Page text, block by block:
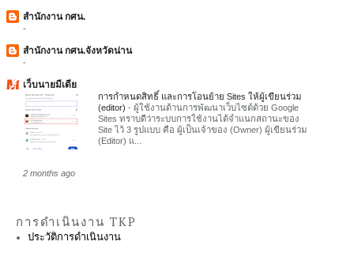
สำนักงาน กศน.
-
สำนักงาน กศน.จังหวัดน่าน
-
เว็บนายมีเดีย
การกำหนดสิทธิ์ และการโอนย้าย Sites ให้ผู้เขียนร่วม
(editor) - ผู้ใช้งานด้านการพัฒนาเว็บไซต์ด้วย Google
Sites ทราบดีว่าระบบการใช้งานได้จำแนกสถานะของ
Site ไว้ 3 รูปแบบ คือ ผู้เป็นเจ้าของ (Owner) ผู้เขียนร่วม
(Editor) แ...
2 months ago
การดำเนินงาน TKP
ประวัติการดำเนินงาน